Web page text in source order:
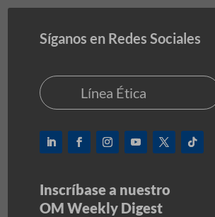
Síganos en Redes Sociales
Línea Ética
Inscríbase a nuestro
OM Weekly Digest